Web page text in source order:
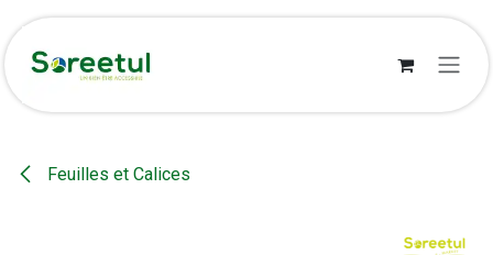
Se rendre au contenu
Feuilles et Calices